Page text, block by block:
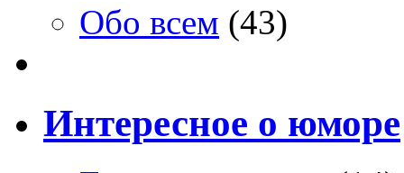
Обо всем (43)
Интересное о юморе